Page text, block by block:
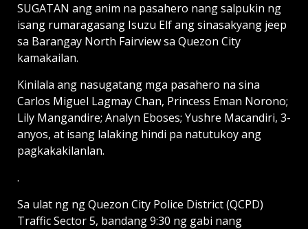
SUGATAN ang anim na pasahero nang salpukin ng
isang rumaragasang Isuzu Elf ang sinasakyang jeep
sa Barangay North Fairview sa Quezon City
kamakailan.
Kinilala ang nasugatang mga pasahero na sina
Carlos Miguel Lagmay Chan, Princess Eman Norono;
Lily Mangandire; Analyn Eboses; Yushre Macandiri, 3-
anyos, at isang lalaking hindi pa natutukoy ang
pagkakakilanlan.
.
Sa ulat ng ng Quezon City Police District (QCPD)
Traffic Sector 5, bandang 9:30 ng gabi nang